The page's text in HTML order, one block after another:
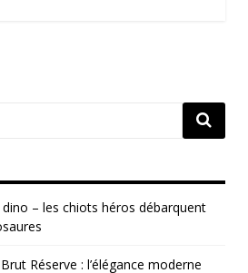
dino – les chiots héros débarquent
Réserve : l’élégance moderne